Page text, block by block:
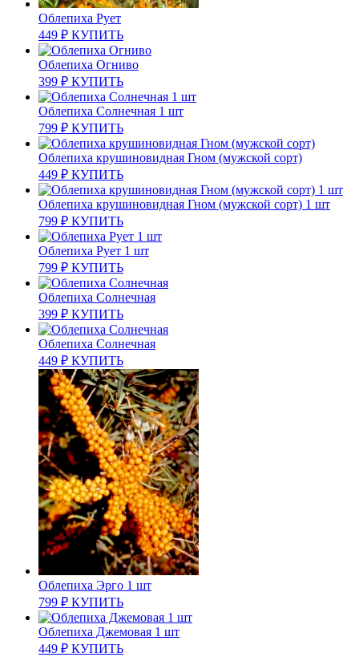
Облепиха Рует
449 ₽ КУПИТЬ
Облепиха Огниво
399 ₽ КУПИТЬ
Облепиха Солнечная 1 шт
799 ₽ КУПИТЬ
Облепиха крушиновидная Гном (мужской сорт)
449 ₽ КУПИТЬ
Облепиха крушиновидная Гном (мужской сорт) 1 шт
799 ₽ КУПИТЬ
Облепиха Рует 1 шт
799 ₽ КУПИТЬ
Облепиха Солнечная
399 ₽ КУПИТЬ
Облепиха Солнечная
449 ₽ КУПИТЬ
Облепиха Эрго 1 шт
799 ₽ КУПИТЬ
Облепиха Джемовая 1 шт
449 ₽ КУПИТЬ